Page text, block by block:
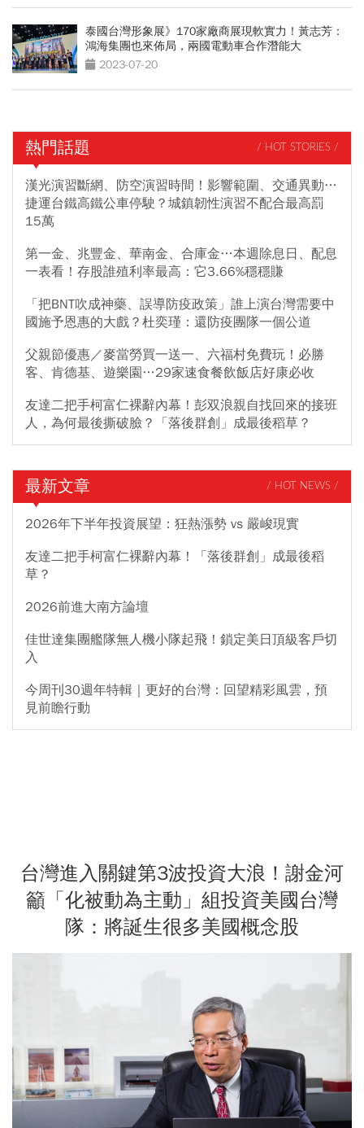
泰國台灣形象展》170家廠商展現軟實力！黃志芳：
鴻海集團也來佈局，兩國電動車合作潛能大
2023-07-20
熱門話題 / HOT STORIES /
漢光演習斷網、防空演習時間！影響範圍、交通異動…
捷運台鐵高鐵公車停駛？城鎮韌性演習不配合最高罰
15萬
第一金、兆豐金、華南金、合庫金…本週除息日、配息
一表看！存股誰殖利率最高：它3.66%穩穩賺
「把BNT吹成神藥、誤導防疫政策」誰上演台灣需要中
國施予恩惠的大戲？杜奕瑾：還防疫團隊一個公道
父親節優惠／麥當勞買一送一、六福村免費玩！必勝
客、肯德基、遊樂園…29家速食餐飲飯店好康必收
友達二把手柯富仁裸辭內幕！彭双浪親自找回來的接班
人，為何最後撕破臉？「落後群創」成最後稻草？
最新文章 / HOT NEWS /
2026年下半年投資展望：狂熱漲勢 vs 嚴峻現實
友達二把手柯富仁裸辭內幕！「落後群創」成最後稻
草？
2026前進大南方論壇
佳世達集團艦隊無人機小隊起飛！鎖定美日頂級客戶切
入
今周刊30週年特輯｜更好的台灣：回望精彩風雲，預
見前瞻行動
台灣進入關鍵第3波投資大浪！謝金河
籲「化被動為主動」組投資美國台灣
隊：將誕生很多美國概念股